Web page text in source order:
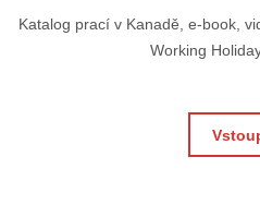
Katalog prací v Kanadě, e-book,
Working